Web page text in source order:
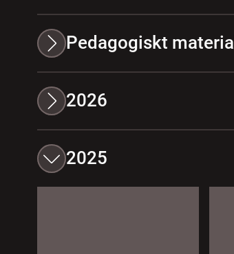
Pedagogiskt material
2026
2025